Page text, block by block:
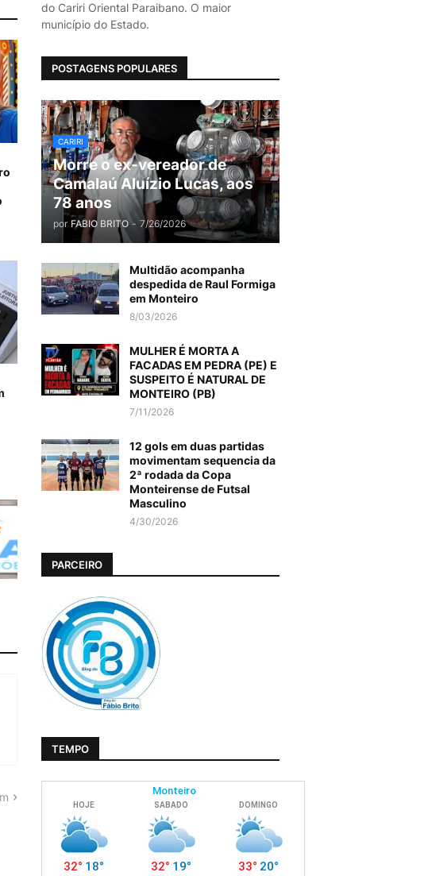
do Cariri Oriental Paraibano. O maior
município do Estado.
POSTAGENS POPULARES
CARIRI
Morre o ex-vereador de
Camalaú Aluízio Lucas, aos
78 anos
por FABIO BRITO - 7/26/2026
Multidão acompanha
despedida de Raul Formiga
em Monteiro
8/03/2026
MULHER É MORTA A
FACADAS EM PEDRA (PE) E
SUSPEITO É NATURAL DE
MONTEIRO (PB)
7/11/2026
12 gols em duas partidas
movimentam sequencia da
2ª rodada da Copa
Monteirense de Futsal
Masculino
4/30/2026
PARCEIRO
TEMPO